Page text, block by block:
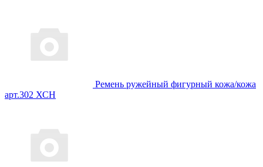
Ремень ружейный фигурный кожа/кожа
арт.302 ХСН